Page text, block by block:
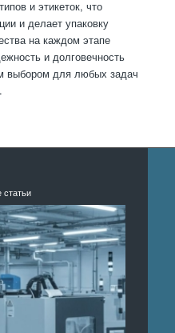
и этикеток, что
и делает упаковку
на каждом этапе
и долговечность
выбором для любых задач
статьи